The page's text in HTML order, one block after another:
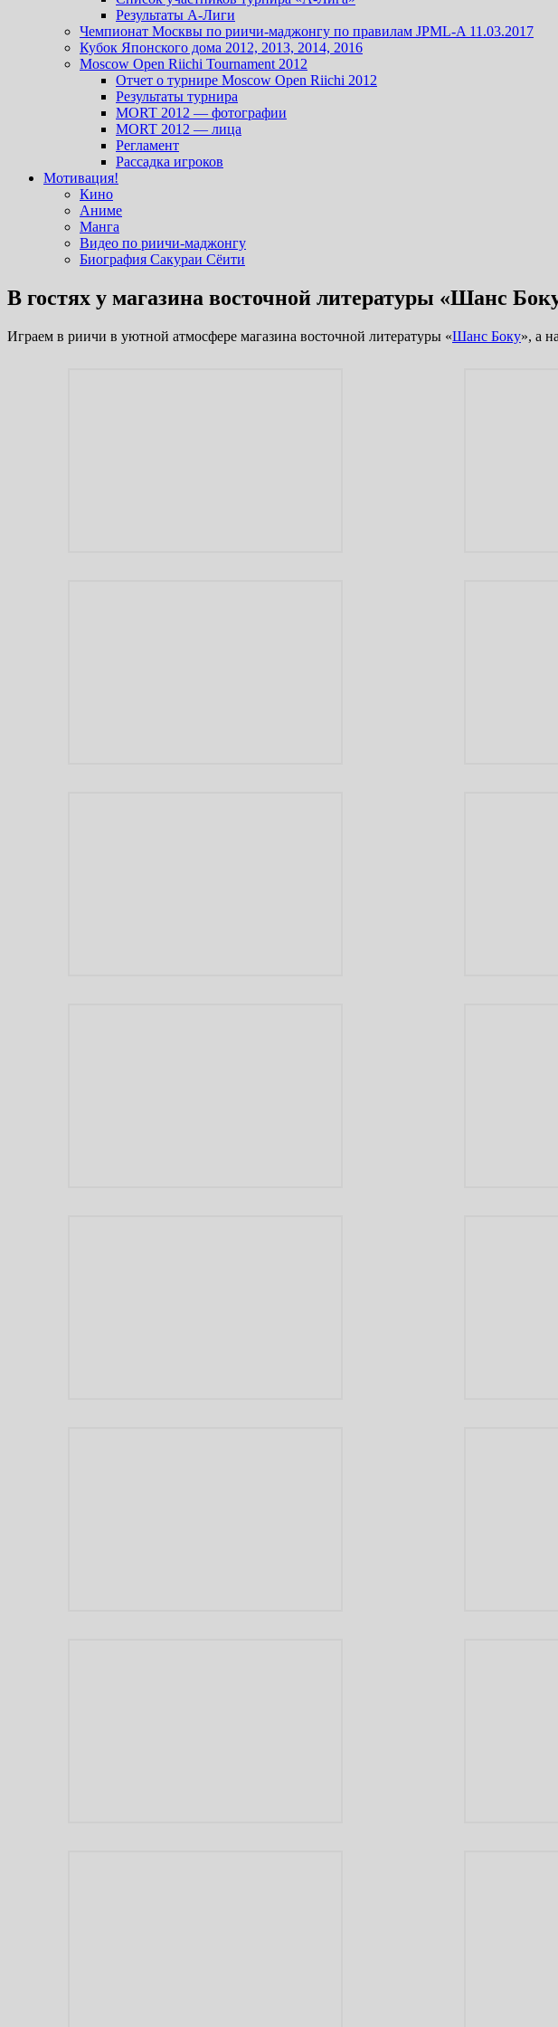
Результаты А-Лиги
Чемпионат Москвы по риичи-маджонгу по правилам JPML-A 11.03.2017
Кубок Японского дома 2012, 2013, 2014, 2016
Moscow Open Riichi Tournament 2012
Отчет о турнире Moscow Open Riichi 2012
Результаты турнира
MORT 2012 — фотографии
MORT 2012 — лица
Регламент
Рассадка игроков
Мотивация!
Кино
Аниме
Манга
Видео по риичи-маджонгу
Биография Сакураи Сёити
В гостях у магазина восточной литературы «Шанс
Играем в риичи в уютной атмосфере магазина восточной литературы «Шанс Боку», а